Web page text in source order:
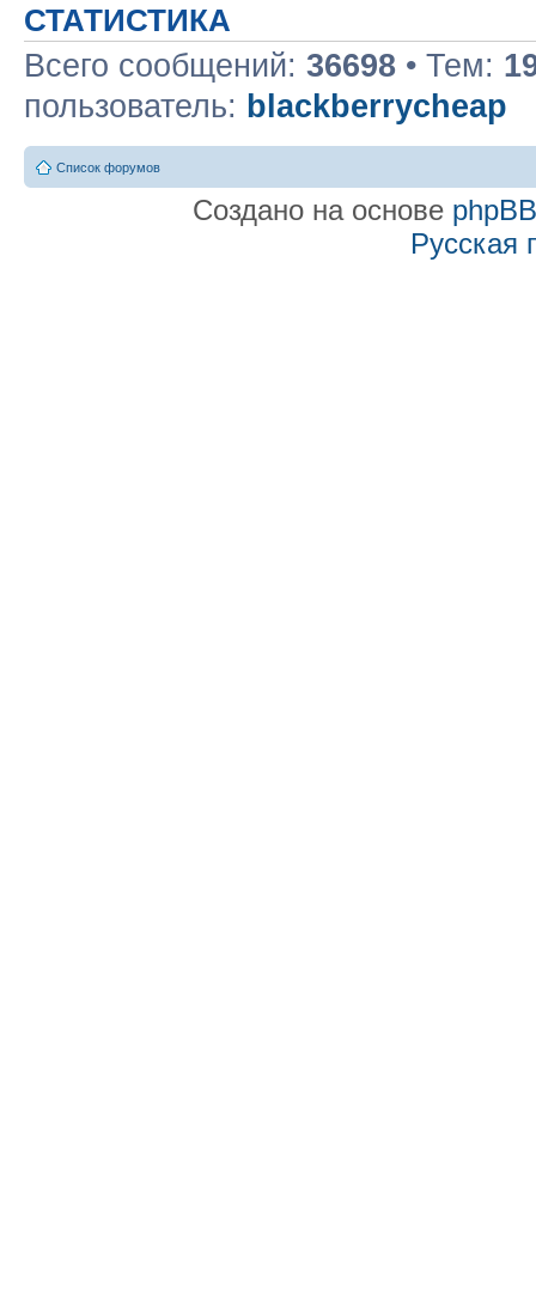
СТАТИСТИКА
Всего сообщений: 36698 • Тем:
пользователь: blackberrycheap
Список форумов
Создано на основе phpBB
Русская